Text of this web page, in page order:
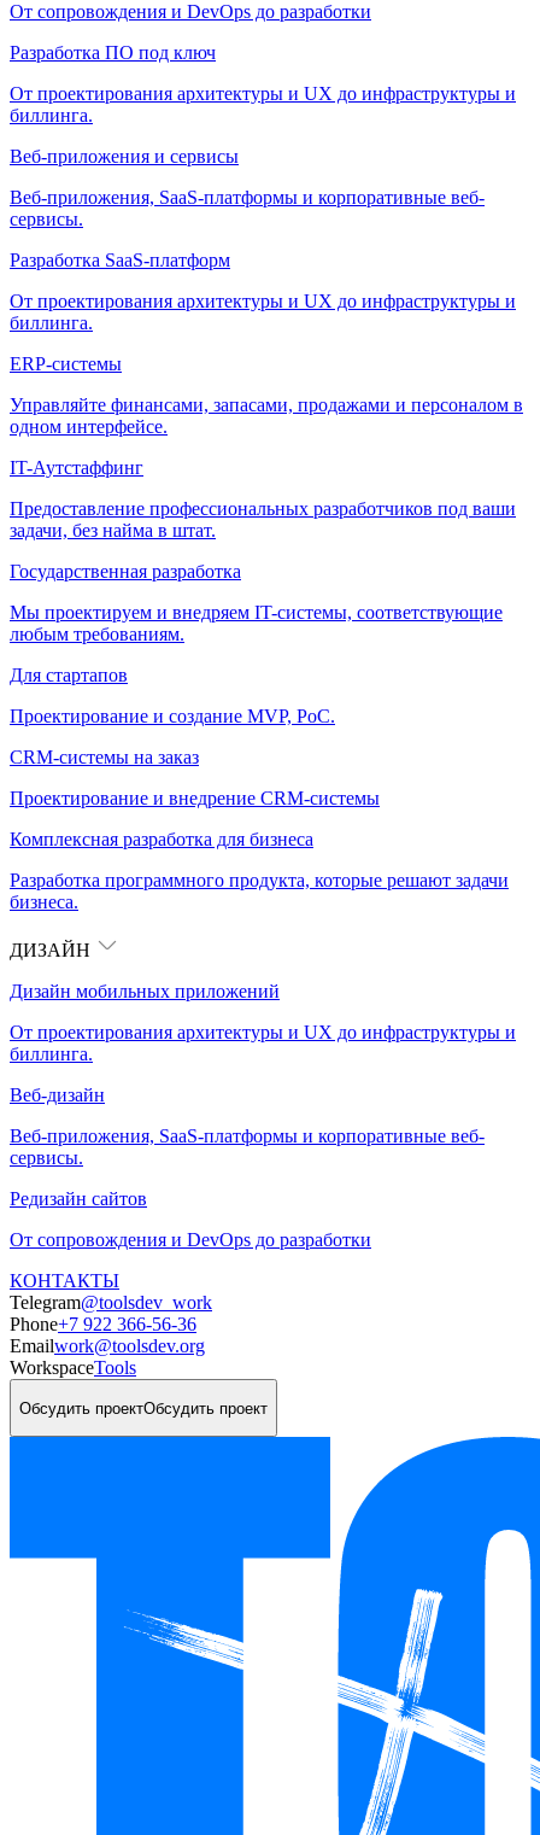
От сопровождения и DevOps до разработки
Разработка ПО под ключ
От проектирования архитектуры и UX до инфраструктуры и
биллинга.
Веб-приложения и сервисы
Веб-приложения, SaaS-платформы и корпоративные веб-
сервисы.
Разработка SaaS-платформ
От проектирования архитектуры и UX до инфраструктуры и
биллинга.
ERP-системы
Управляйте финансами, запасами, продажами и персоналом в
одном интерфейсе.
IT-Аутстаффинг
Предоставление профессиональных разработчиков под ваши
задачи, без найма в штат.
Государственная разработка
Мы проектируем и внедряем IT-системы, соответствующие
любым требованиям.
Для стартапов
Проектирование и создание MVP, PoC.
CRM-системы на заказ
Проектирование и внедрение CRM-системы
Комплексная разработка для бизнеса
Разработка программного продукта, которые решают задачи
бизнеса.
ДИЗАЙН
Дизайн мобильных приложений
От проектирования архитектуры и UX до инфраструктуры и
биллинга.
Веб-дизайн
Веб-приложения, SaaS-платформы и корпоративные веб-
сервисы.
Редизайн сайтов
От сопровождения и DevOps до разработки
КОНТАКТЫ
Telegram@toolsdev_work
Phone+7 922 366-56-36
Emailwork@toolsdev.org
WorkspaceTools
Обсудить проектОбсудить проект